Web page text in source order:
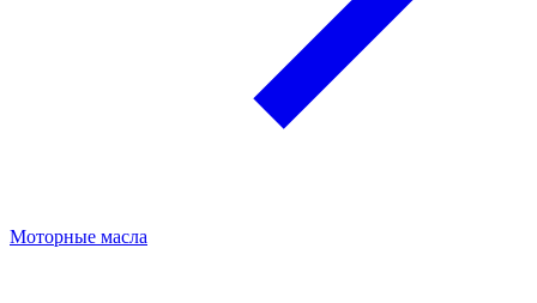
Моторные масла